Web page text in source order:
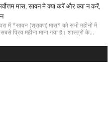
मास, सावन मे क्या करें और क्या न करें,
में *सावन (श्रावण) मास* को सभी महीनों में
प्रिय महीना माना गया है। शास्त्रों के...